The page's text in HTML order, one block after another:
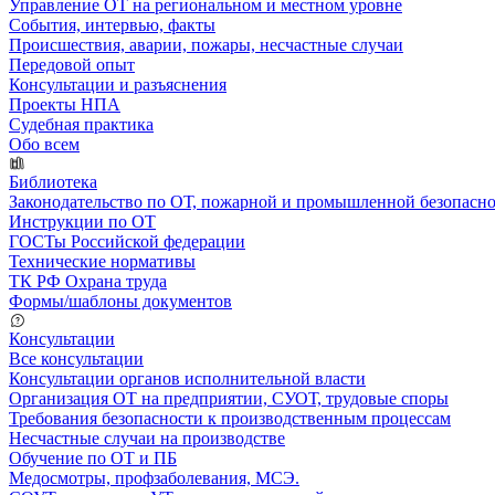
Управление ОТ на региональном и местном уровне
События, интервью, факты
Происшествия, аварии, пожары, несчастные случаи
Передовой опыт
Консультации и разъяснения
Проекты НПА
Судебная практика
Обо всем
Библиотека
Законодательство по ОТ, пожарной и промышленной
Инструкции по ОТ
ГОСТы Российской федерации
Технические нормативы
ТК РФ Охрана труда
Формы/шаблоны документов
Консультации
Все консультации
Консультации органов исполнительной власти
Организация ОТ на предприятии, СУОТ, трудовые споры
Требования безопасности к производственным процессам
Несчастные случаи на производстве
Обучение по ОТ и ПБ
Медосмотры, профзаболевания, МСЭ.